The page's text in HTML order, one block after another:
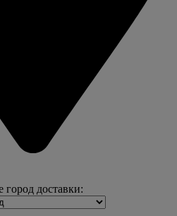
город доставки: